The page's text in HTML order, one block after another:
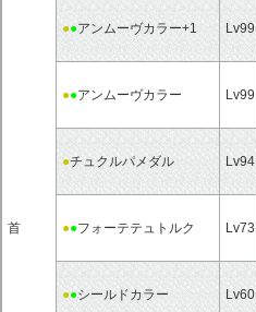
首
●●アンムーヴカラー+1 Lv99
●●アンムーヴカラー Lv99
●チュクルパメダル Lv94
●●フォーテテュトルク Lv73
●●シールドカラー Lv60